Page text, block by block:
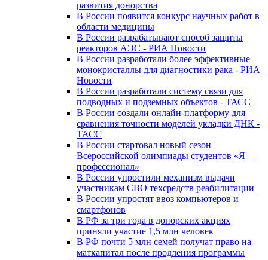
развития донорства
В России появится конкурс научных работ в
области медицины
В России разрабатывают способ защиты
реакторов АЭС - РИА Новости
В России разработали более эффективные
монокристаллы для диагностики рака - РИА
Новости
В России разработали систему связи для
подводных и подземных объектов - ТАСС
В России создали онлайн-платформу для
сравнения точности моделей укладки ДНК -
ТАСС
В России стартовал новый сезон
Всероссийской олимпиады студентов «Я —
профессионал»
В России упростили механизм выдачи
участникам СВО техсредств реабилитации
В России упростят ввоз компьютеров и
смартфонов
В РФ за три года в донорских акциях
приняли участие 1,5 млн человек
В РФ почти 5 млн семей получат право на
маткапитал после продления программы